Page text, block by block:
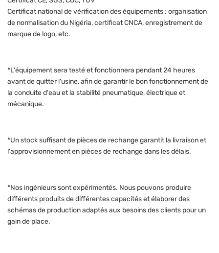
Certificat national de vérification des équipements : organisation
de normalisation du Nigéria, certificat CNCA, enregistrement de
marque de logo, etc.
*L'équipement sera testé et fonctionnera pendant 24 heures
avant de quitter l'usine, afin de garantir le bon fonctionnement de
la conduite d'eau et la stabilité pneumatique, électrique et
mécanique.
*Un stock suffisant de pièces de rechange garantit la livraison et
l'approvisionnement en pièces de rechange dans les délais.
*Nos ingénieurs sont expérimentés. Nous pouvons produire
différents produits de différentes capacités et élaborer des
schémas de production adaptés aux besoins des clients pour un
gain de place.